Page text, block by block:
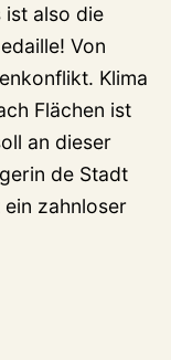
ist also die
Von
Klima
Flächen ist
an dieser
de Stadt
ein zahnloser